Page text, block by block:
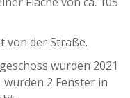
von der Straße.
wurden 2021
wurden 2 Fenster in